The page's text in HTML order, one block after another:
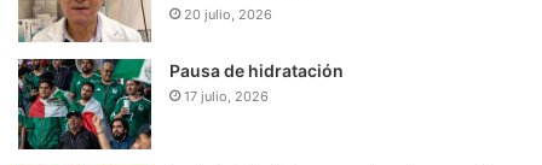
20 julio, 2026
Pausa de hidratación
17 julio, 2026